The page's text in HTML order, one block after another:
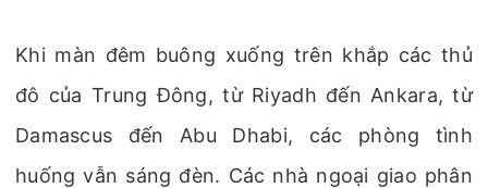
Khi màn đêm buông xuống trên khắp các thủ
đô của Trung Đông, từ Riyadh đến Ankara, từ
Damascus đến Abu Dhabi, các phòng tình
huống vẫn sáng đèn. Các nhà ngoại giao phân